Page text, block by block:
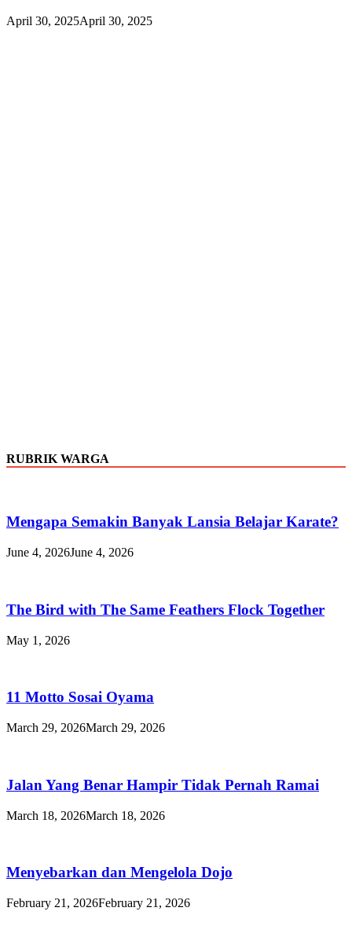
April 30, 2025April 30, 2025
RUBRIK WARGA
Mengapa Semakin Banyak Lansia Belajar Karate?
June 4, 2026June 4, 2026
The Bird with The Same Feathers Flock Together
May 1, 2026
11 Motto Sosai Oyama
March 29, 2026March 29, 2026
Jalan Yang Benar Hampir Tidak Pernah Ramai
March 18, 2026March 18, 2026
Menyebarkan dan Mengelola Dojo
February 21, 2026February 21, 2026